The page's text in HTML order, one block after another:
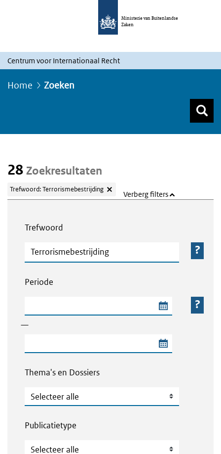
Ministerie van Buitenlandse
Zaken
Centrum voor Internationaal Recht
Home Zoeken
28 Zoekresultaten
Trefwoord: Terrorismebestrijding
Verberg filters
Trefwoord
Trefwoord
Periode
—
Thema's en Dossiers
Thema's en Dossiers
Publicatietype
Publicatietype